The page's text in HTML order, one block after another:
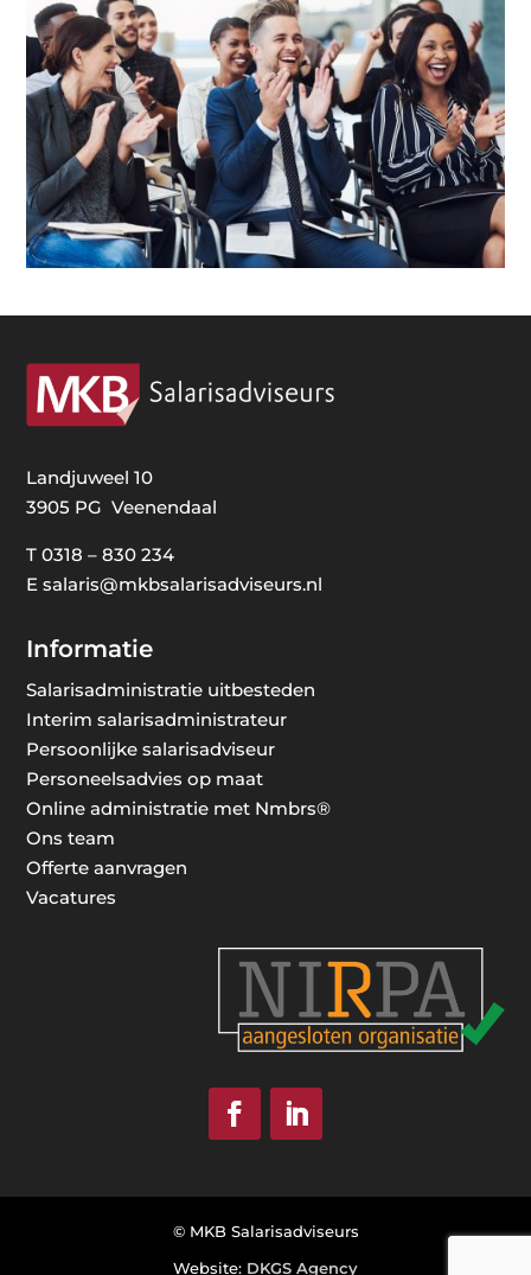
Landjuweel 10
3905 PG Veenendaal
T0318 – 830 234
Esalaris@mkbsalarisadviseurs.nl
Informatie
Salarisadministratie uitbesteden
Interim salarisadministrateur
Persoonlijke salarisadviseur
Personeelsadvies op maat
Online administratie met Nmbrs®
Ons team
Offerte aanvragen
Vacatures
© MKB Salarisadviseurs
Website: DKGS Agency